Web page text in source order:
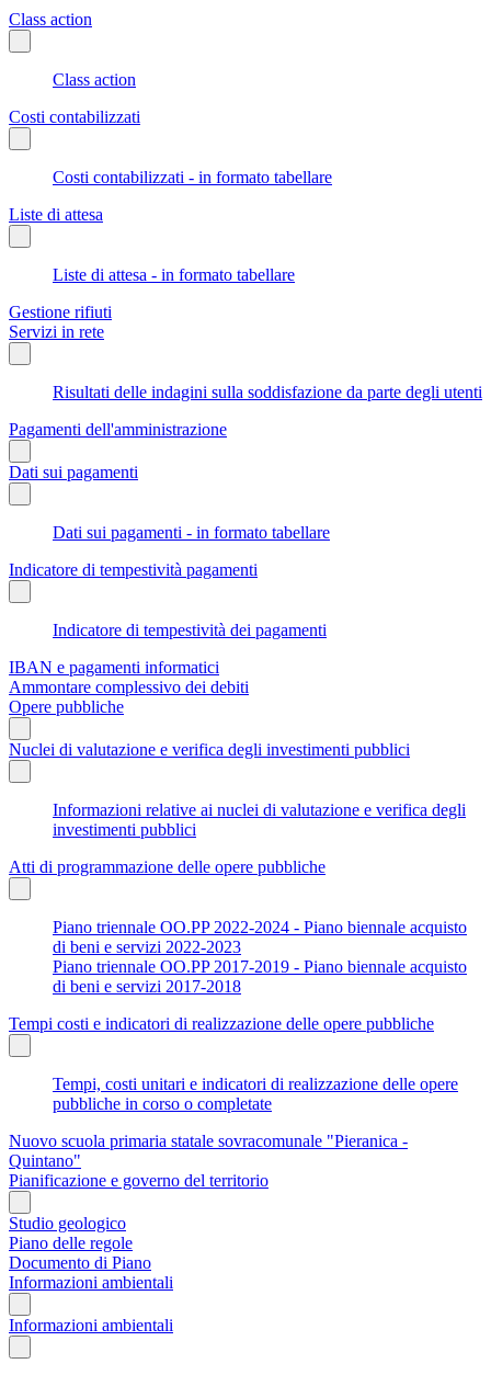
Class action
Class action
Costi contabilizzati
Costi contabilizzati - in formato tabellare
Liste di attesa
Liste di attesa - in formato tabellare
Gestione rifiuti
Servizi in rete
Risultati delle indagini sulla soddisfazione da parte degli utenti
Pagamenti dell'amministrazione
Dati sui pagamenti
Dati sui pagamenti - in formato tabellare
Indicatore di tempestività pagamenti
Indicatore di tempestività dei pagamenti
IBAN e pagamenti informatici
Ammontare complessivo dei debiti
Opere pubbliche
Nuclei di valutazione e verifica degli investimenti pubblici
Informazioni relative ai nuclei di valutazione e verifica degli
investimenti pubblici
Atti di programmazione delle opere pubbliche
Piano triennale OO.PP 2022-2024 - Piano biennale acquisto
di beni e servizi 2022-2023
Piano triennale OO.PP 2017-2019 - Piano biennale acquisto
di beni e servizi 2017-2018
Tempi costi e indicatori di realizzazione delle opere pubbliche
Tempi, costi unitari e indicatori di realizzazione delle opere
pubbliche in corso o completate
Nuovo scuola primaria statale sovracomunale "Pieranica -
Quintano"
Pianificazione e governo del territorio
Studio geologico
Piano delle regole
Documento di Piano
Informazioni ambientali
Informazioni ambientali